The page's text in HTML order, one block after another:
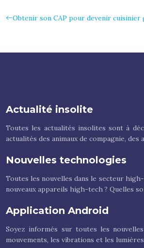
Obtenir son CAP pour devenir cuisinier
Actualité insolite
Toutes les actualités insolites sont à
actualités des animaux de compagnie, des
Nouvelles technologies
Toutes les nouvelles dans le secteur
nouveaux appareils high-tech ? Quelles
Application Android
Soyez informés sur toutes les
mouvements, les vibrations et les